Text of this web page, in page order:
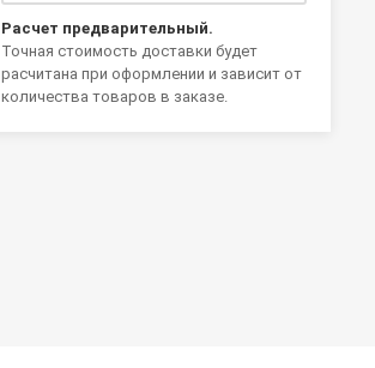
Расчет предварительный.
Точная стоимость доставки будет
расчитана при оформлении и зависит от
количества товаров в заказе.